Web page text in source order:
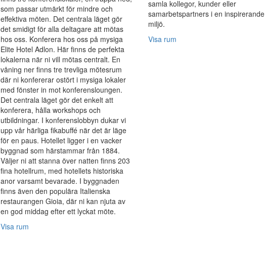
som passar utmärkt för mindre och
effektiva möten. Det centrala läget gör
det smidigt för alla deltagare att mötas
hos oss. Konferera hos oss på mysiga
Elite Hotel Adlon. Här finns de perfekta
lokalerna när ni vill mötas centralt. En
våning ner finns tre trevliga mötesrum
där ni konfererar ostört i mysiga lokaler
med fönster in mot konferensloungen.
Det centrala läget gör det enkelt att
konferera, hålla workshops och
utbildningar. I konferenslobbyn dukar vi
upp vår härliga fikabuffé när det är läge
för en paus. Hotellet ligger i en vacker
byggnad som härstammar från 1884.
Väljer ni att stanna över natten finns 203
fina hotellrum, med hotellets historiska
anor varsamt bevarade. I byggnaden
finns även den populära Italienska
restaurangen Gioia, där ni kan njuta av
en god middag efter ett lyckat möte.
Visa rum
samla kollegor, kunder eller
samarbetspartners i en inspirerande
miljö.
Visa rum